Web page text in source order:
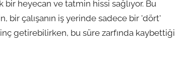
bir heyecan ve tatmin hissi sağlıyor. Bu
bir çalışanın iş yerinde sadece bir 'dört'
getirebilirken, bu süre zarfında kaybettiği